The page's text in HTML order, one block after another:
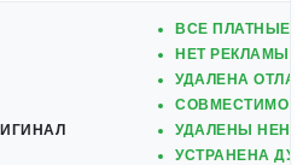
ВСЕ ПЛАТНЫЕ
НЕТ РЕКЛАМЫ
УДАЛЕНА
СОВМЕСТИМО С
УДАЛЕНЫ
УСТРАНЕНА